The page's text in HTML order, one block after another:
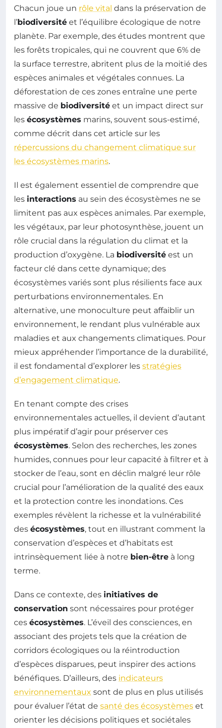
Chacun joue un rôle vital dans la préservation de
l’biodiversité et l’équilibre écologique de notre
planète. Par exemple, des études montrent que
les forêts tropicales, qui ne couvrent que 6% de
la surface terrestre, abritent plus de la moitié des
espèces animales et végétales connues. La
déforestation de ces zones entraîne une perte
massive de biodiversité et un impact direct sur
les écosystèmes marins, souvent sous-estimé,
comme décrit dans cet article sur les
répercussions du changement climatique sur
les écosystèmes marins.
Il est également essentiel de comprendre que
les interactions au sein des écosystèmes ne se
limitent pas aux espèces animales. Par exemple,
les végétaux, par leur photosynthèse, jouent un
rôle crucial dans la régulation du climat et la
production d’oxygène. La biodiversité est un
facteur clé dans cette dynamique; des
écosystèmes variés sont plus résilients face aux
perturbations environnementales. En
alternative, une monoculture peut affaiblir un
environnement, le rendant plus vulnérable aux
maladies et aux changements climatiques. Pour
mieux appréhender l’importance de la durabilité,
il est fondamental d’explorer les stratégies
d’engagement climatique.
En tenant compte des crises
environnementales actuelles, il devient d’autant
plus impératif d’agir pour préserver ces
écosystèmes. Selon des recherches, les zones
humides, connues pour leur capacité à filtrer et à
stocker de l’eau, sont en déclin malgré leur rôle
crucial pour l’amélioration de la qualité des eaux
et la protection contre les inondations. Ces
exemples révèlent la richesse et la vulnérabilité
des écosystèmes, tout en illustrant comment la
conservation d’espèces et d’habitats est
intrinsèquement liée à notre bien-être à long
terme.
Dans ce contexte, des initiatives de
conservation sont nécessaires pour protéger
ces écosystèmes. L’éveil des consciences, en
associant des projets tels que la création de
corridors écologiques ou la réintroduction
d’espèces disparues, peut inspirer des actions
bénéfiques. D’ailleurs, des indicateurs
environnementaux sont de plus en plus utilisés
pour évaluer l’état de santé des écosystèmes et
orienter les décisions politiques et sociétales